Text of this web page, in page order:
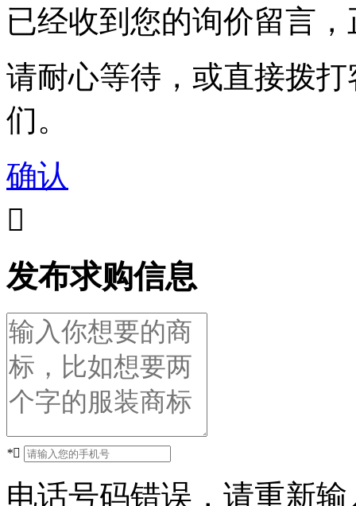
已经收到您的询价留言
请耐心等待，或直接拨
们。
确认

发布求购信息
*
电话号码错误，请重新输